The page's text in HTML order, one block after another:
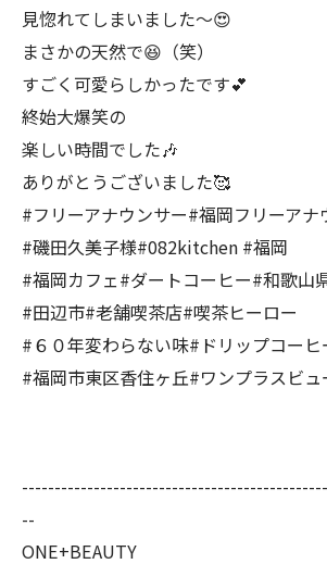
見惚れてしまいました〜😍
まさかの天然で😆（笑）
すごく可愛らしかったです💕
終始大爆笑の
楽しい時間でした🎶
ありがとうございました🥰
#フリーアナウンサー#福岡フリーアナ
#磯田久美子様#082kitchen #福岡
#福岡カフェ#ダートコーヒー#和歌山
#田辺市#老舗喫茶店#喫茶ヒーロー
#６０年変わらない味#ドリップコーヒ
#福岡市東区香住ヶ丘#ワンプラスビュ
--
ONE+BEAUTY